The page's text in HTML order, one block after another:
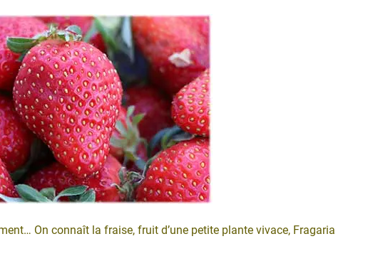
On connaît la fraise, fruit d’une petite plante vivace, Fragaria